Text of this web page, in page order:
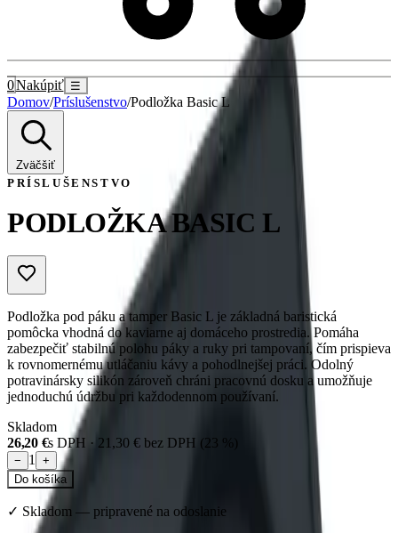
0Nakúpiť ☰
Domov/Príslušenstvo/Podložka Basic L
Zväčšiť
PRÍSLUŠENSTVO
PODLOŽKA BASIC L
Podložka pod páku a tamper Basic L je základná baristická
pomôcka vhodná do kaviarne aj domáceho prostredia. Pomáha
zabezpečiť stabilnú polohu páky a ruky pri tampovaní, čím prispieva
k rovnomernému utláčaniu kávy a pohodlnejšej práci. Odolný
potravinársky silikón zároveň chráni pracovnú dosku a umožňuje
jednoduchú údržbu pri každodennom používaní.
Skladom
26,20 €s DPH · 21,30 € bez DPH (23 %)
− 1
+
Do košíka
✓ Skladom — pripravené na odoslanie